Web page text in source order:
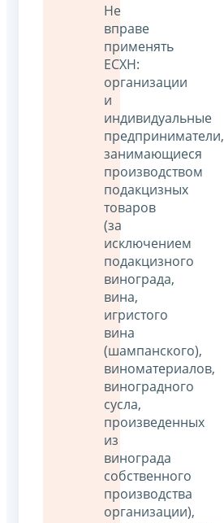
Не
вправе
применять
ЕСХН:
организации
и
индивидуальные
предприниматели,
занимающиеся
производством
подакцизных
товаров
(за
исключением
подакцизного
винограда,
вина,
игристого
вина
(шампанского),
виноматериалов,
виноградного
сусла,
произведенных
из
винограда
собственного
производства
организации),